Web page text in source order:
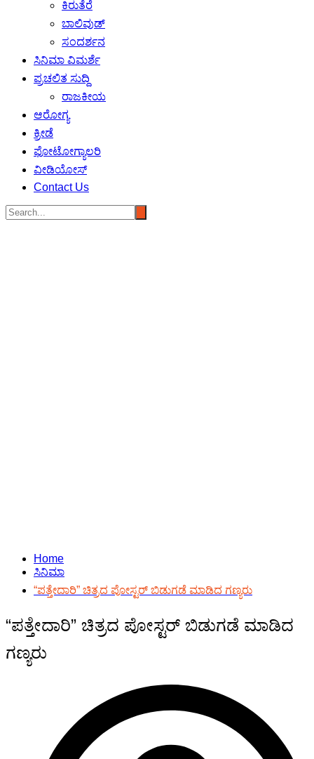
ಕಿರುತೆರೆ
ಬಾಲಿವುಡ್
ಸಂದರ್ಶನ
ಸಿನಿಮಾ ವಿಮರ್ಶೆ
ಪ್ರಚಲಿತ ಸುದ್ದಿ
ರಾಜಕೀಯ
ಆರೋಗ್ಯ
ಕ್ರೀಡೆ
ಫೋಟೋಗ್ಯಾಲರಿ
ವೀಡಿಯೋಸ್
Contact Us
Home
ಸಿನಿಮಾ
“ಪತ್ತೇದಾರಿ” ಚಿತ್ರದ ಪೋಸ್ಟರ್ ಬಿಡುಗಡೆ ಮಾಡಿದ ಗಣ್ಯರು
“ಪತ್ತೇದಾರಿ” ಚಿತ್ರದ ಪೋಸ್ಟರ್ ಬಿಡುಗಡೆ ಮಾಡಿದ
ಗಣ್ಯರು